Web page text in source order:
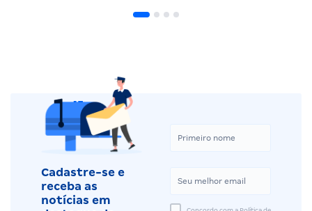
Cadastre-se e
receba as
notícias em